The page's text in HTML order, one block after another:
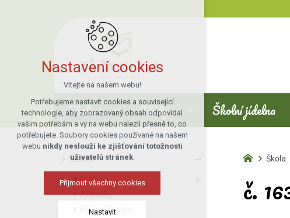
Škola Třídy Školní jídelna
Škola
O škole
Aktuality
Kalendář roku
Škola
č.
Nastavení cookies
Vítejte na našem webu!
Potřebujeme nastavit cookies a související
technologie, aby zobrazovaný obsah odpovídal
vašim potřebám a vy na webu nalezli přesně to, co
potřebujete. Soubory cookies používané na našem
webu nikdy neslouží ke zjišťování totožnosti
uživatelů stránek.
Přijmout všechny cookies
Nastavit